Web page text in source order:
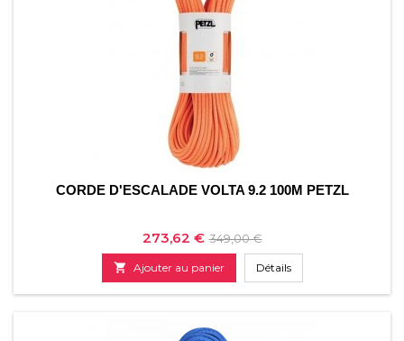
CORDE D'ESCALADE VOLTA 9.2 100M PETZL
Prix
273,62 € Prix
de
base
349,00 €
 Ajouter au panier Détails